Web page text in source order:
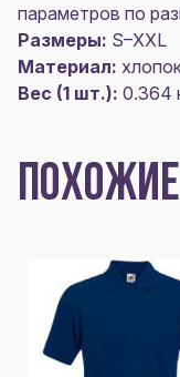
параметров по
Размеры: S–XXL
Материал:
Вес (1 шт.): 0.364